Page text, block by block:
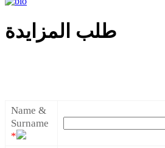
طلب المزايدة
Name &
Surname
*